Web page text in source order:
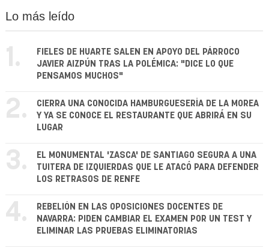
Lo más leído
1.
FIELES DE HUARTE SALEN EN APOYO DEL PÁRROCO
JAVIER AIZPÚN TRAS LA POLÉMICA: "DICE LO QUE
PENSAMOS MUCHOS"
2.
CIERRA UNA CONOCIDA HAMBURGUESERÍA DE LA MOREA
Y YA SE CONOCE EL RESTAURANTE QUE ABRIRÁ EN SU
LUGAR
3.
EL MONUMENTAL 'ZASCA' DE SANTIAGO SEGURA A UNA
TUITERA DE IZQUIERDAS QUE LE ATACÓ PARA DEFENDER
LOS RETRASOS DE RENFE
4.
REBELIÓN EN LAS OPOSICIONES DOCENTES DE
NAVARRA: PIDEN CAMBIAR EL EXAMEN POR UN TEST Y
ELIMINAR LAS PRUEBAS ELIMINATORIAS